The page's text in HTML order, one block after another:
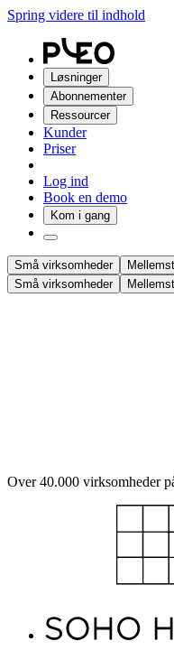
Spring videre til indhold
Løsninger
Abonnementer
Ressourcer
Kunder
Priser
Log ind
Book en demo
Kom i gang
Små virksomheder
Små virksomheder
Over 40.000 virksomheder